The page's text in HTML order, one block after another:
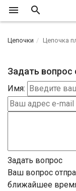
Цепочки Цепочка
Задать вопрос
Имя:
Задать вопрос
Ваш вопрос
ближайшее